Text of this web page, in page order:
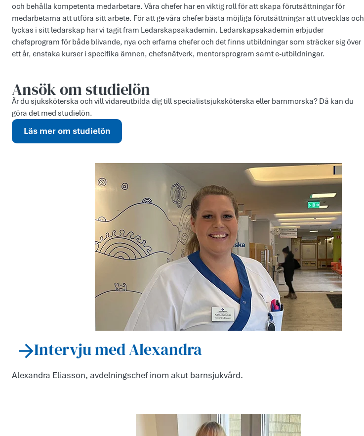
och behålla kompetenta medarbetare. Våra chefer har en viktig roll för att skapa förutsättningar för
medarbetarna att utföra sitt arbete. För att ge våra chefer bästa möjliga förutsättningar att utvecklas och
lyckas i sitt ledarskap har vi tagit fram Ledarskapsakademin. Ledarskapsakademin erbjuder
chefsprogram för både blivande, nya och erfarna chefer och det finns utbildningar som sträcker sig över
ett år, enstaka kurser i specifika ämnen, chefsnätverk, mentorsprogram samt e-utbildningar.
Ansök om studielön
Är du sjuksköterska och vill vidareutbilda dig till specialistsjuksköterska eller barnmorska? Då kan du
göra det med studielön.
Läs mer om studielön
Intervju med Alexandra
Alexandra Eliasson, avdelningschef inom akut barnsjukvård.